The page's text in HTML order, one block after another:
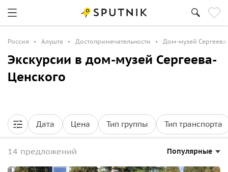
Россия Алушта Достопримечательности Дом-музей
Экскурсии в дом-музей Сергеева-
Ценского
Дата Цена Тип группы Тип транспорта
14 предложений Популярные